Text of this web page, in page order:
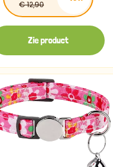
€ 12,90
Zie product